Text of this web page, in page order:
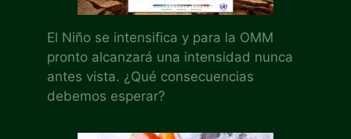
El Niño se intensifica y para la OMM
pronto alcanzará una intensidad nunca
antes vista. ¿Qué consecuencias
debemos esperar?